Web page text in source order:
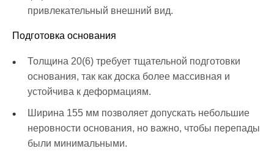
привлекательный внешний вид.
Подготовка основания
Толщина 20(6) требует тщательной подготовки
основания, так как доска более массивная и
устойчива к деформациям.
Ширина 155 мм позволяет допускать небольшие
неровности основания, но важно, чтобы перепады
были минимальными.